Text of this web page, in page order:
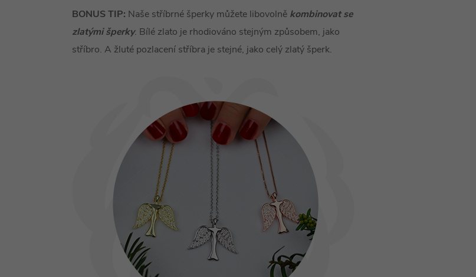
BONUS TIP: Naše stříbrné šperky můžete libovolně kombinovat se
zlatými šperky. Bílé zlato je rhodiováno stejným způsobem, jako
stříbro. A žluté pozlacení stříbra je stejné, jako celý zlatý šperk.